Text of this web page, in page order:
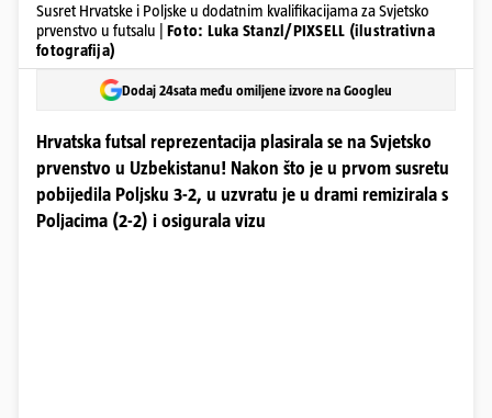
Susret Hrvatske i Poljske u dodatnim kvalifikacijama za Svjetsko
prvenstvo u futsalu | Foto: Luka Stanzl/PIXSELL (ilustrativna
fotografija)
Dodaj 24sata među omiljene izvore na Googleu
Hrvatska futsal reprezentacija plasirala se na Svjetsko
prvenstvo u Uzbekistanu! Nakon što je u prvom susretu
pobijedila Poljsku 3-2, u uzvratu je u drami remizirala s
Poljacima (2-2) i osigurala vizu